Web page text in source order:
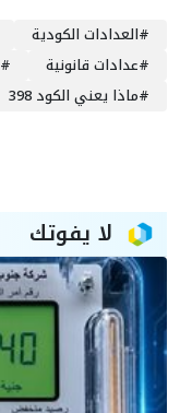
#العدادات الكودية
#عدادات قانونية #
#ماذا يعني الكود 398
لا يفوتك